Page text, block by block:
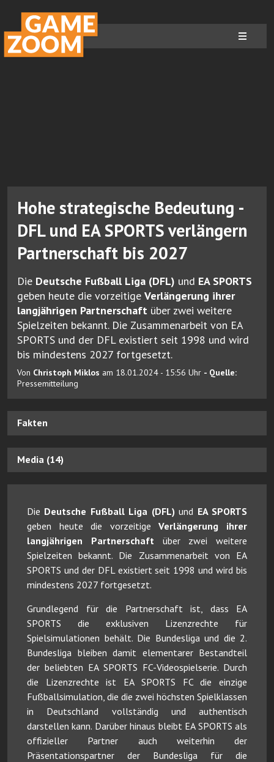
Hohe strategische Bedeutung -
DFL und EA SPORTS verlängern
Partnerschaft bis 2027
Die Deutsche Fußball Liga (DFL) und EA SPORTS
geben heute die vorzeitige Verlängerung ihrer
langjährigen Partnerschaft über zwei weitere
Spielzeiten bekannt. Die Zusammenarbeit von EA
SPORTS und der DFL existiert seit 1998 und wird
bis mindestens 2027 fortgesetzt.
Von Christoph Miklos am 18.01.2024 - 15:56 Uhr - Quelle:
Pressemitteilung
Fakten
Media (14)
Die Deutsche Fußball Liga (DFL) und EA SPORTS
geben heute die vorzeitigeVerlängerung ihrer
langjährigen Partnerschaft über zwei weitere
Spielzeiten bekannt. Die Zusammenarbeit von EA
SPORTS und der DFL existiert seit 1998 und wird bis
mindestens 2027 fortgesetzt.
Grundlegend für die Partnerschaft ist, dass EA
SPORTS die exklusiven Lizenzrechte für
Spielsimulationen behält. Die Bundesliga und die 2.
Bundesliga bleiben damit elementarer Bestandteil
der beliebten EA SPORTS FC-Videospielserie. Durch
die Lizenzrechte ist EA SPORTS FC die einzige
Fußballsimulation, die die zwei höchsten Spielklassen
in Deutschland vollständig und authentisch
darstellen kann. Darüber hinaus bleibt EA SPORTS als
offizieller Partner auch weiterhin der
Präsentationspartner der Bundesliga für die